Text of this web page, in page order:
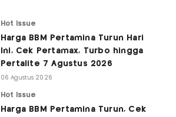
Hot Issue
Harga BBM Pertamina Turun Hari
Ini, Cek Pertamax, Turbo hingga
Pertalite 7 Agustus 2026
06 Agustus 2026
Hot Issue
Harga BBM Pertamina Turun, Cek